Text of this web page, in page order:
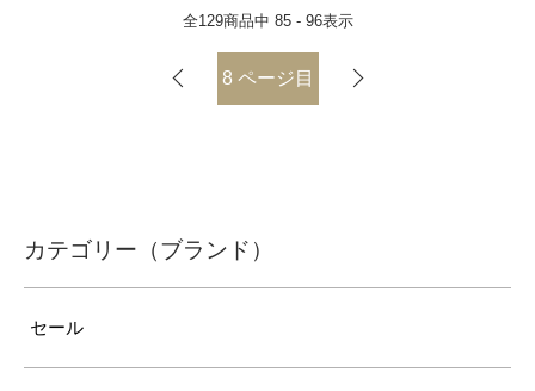
全129商品中 85 - 96表示
8 ページ目
カテゴリー（ブランド）
セール